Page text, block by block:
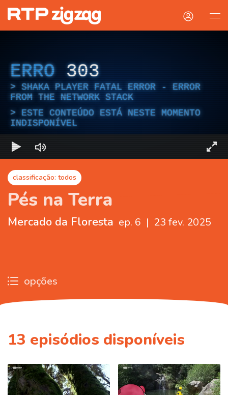
ERRO 303
SHAKA PLAYER FATAL ERROR - ERROR
FROM THE NETWORK STACK
ESTE CONTEÚDO ESTÁ NESTE MOMENTO
INDISPONÍVEL
classificação: todos
Pés na Terra
Mercado da Floresta ep. 6 | 23 fev. 2025
opções
13 episódios disponíveis